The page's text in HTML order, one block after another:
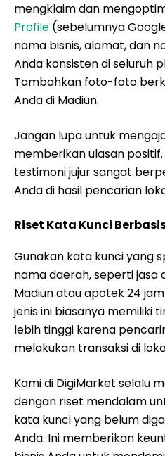
mengklaim dan
Profile (sebelumnya
nama bisnis, alamat, dan
Anda konsisten di seluruh
Tambahkan foto-foto
Anda di Madiun.
Jangan lupa untuk
memberikan ulasan
testimoni jujur sangat
Anda di hasil pencarian
Riset Kata Kunci
Gunakan kata kunci yang
nama daerah, seperti jasa
Madiun atau apotek 24
jenis ini biasanya memiliki
lebih tinggi karena
melakukan transaksi di
Kami di DigiMarket selalu
dengan riset mendalam
kata kunci yang belum
Anda. Ini memberikan